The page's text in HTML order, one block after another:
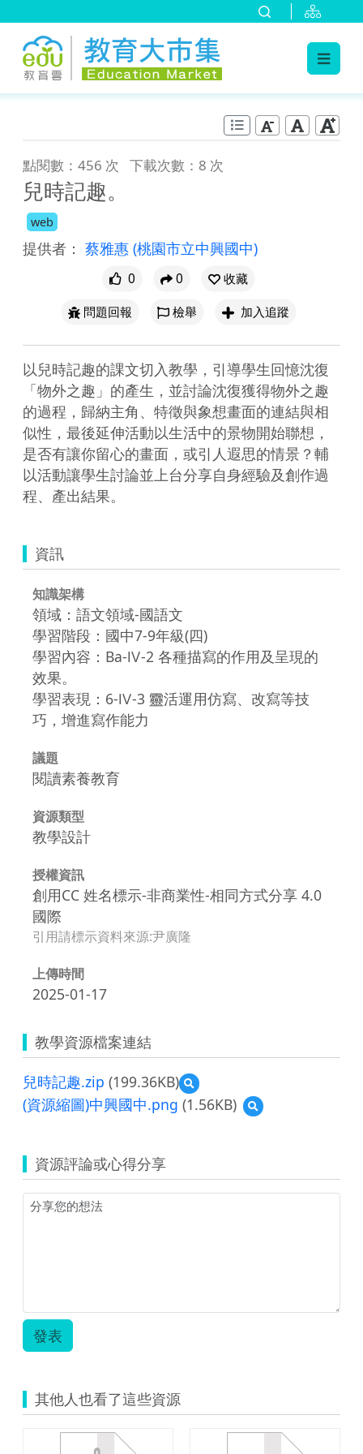
點閱數：456 次 下載次數：8 次
兒時記趣。
web
提供者： 蔡雅惠 (桃園市立中興國中)
0 0
收藏
問題回報
檢舉 加入追蹤
以兒時記趣的課文切入教學，引導學生回憶沈復
「物外之趣」的產生，並討論沈復獲得物外之趣
的過程，歸納主角、特徵與象想畫面的連結與相
似性，最後延伸活動以生活中的景物開始聯想，
是否有讓你留心的畫面，或引人遐思的情景？輔
以活動讓學生討論並上台分享自身經驗及創作過
程、產出結果。
資訊
知識架構
領域：語文領域-國語文
學習階段：國中7-9年級(四)
學習內容：Ba-Ⅳ-2 各種描寫的作用及呈現的
效果。
學習表現：6-Ⅳ-3 靈活運用仿寫、改寫等技
巧，增進寫作能力
議題
閱讀素養教育
資源類型
教學設計
授權資訊
創用CC 姓名標示-非商業性-相同方式分享 4.0
國際
引用請標示資料來源:尹廣隆
上傳時間
2025-01-17
教學資源檔案連結
兒時記趣.zip (199.36KB)
預
覽
兒
(資源縮圖)中興國中.png (1.56KB)
預
覽
圖)
中
資源評論或心得分享
發表
其他人也看了這些資源